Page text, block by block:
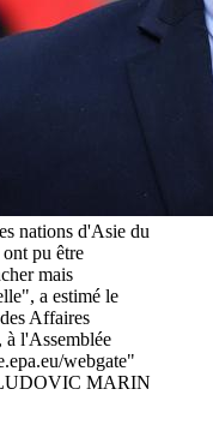
nations d'Asie du
pu être
mais
a estimé le
Affaires
à l'Assemblée
webgate"
MARIN